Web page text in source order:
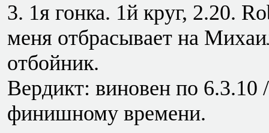
3. 1я гонка. 1й круг, 2.20.
меня отбрасывает на
отбойник.
Вердикт: виновен по 6.3.10
финишному времени.